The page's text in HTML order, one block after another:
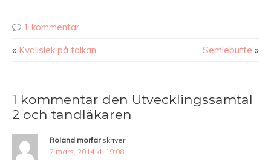
1 kommentar
« Kvällslek på folkan Semlebuffe »
1 kommentar den Utvecklingssamtal
2 och tandläkaren
Roland morfar skriver:
2 mars, 2014 kl. 19:08